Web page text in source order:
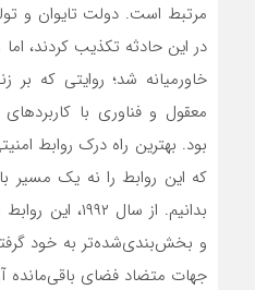
مرتبط است. دولت تایوان و
در این حادثه تکذیب کردند، اما
خاورمیانه شد؛ روایتی که‌ بر
معقول و فناوری با
بود. بهترین راه درک روابط
که این روابط را نه یک مسیر
بدانیم. از سال
و بخش‌بندی‌شده‌تر به خود
جهات متضاد فضای باقی‌مانده